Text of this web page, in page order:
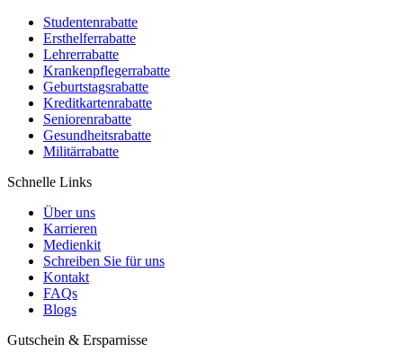
Studentenrabatte
Ersthelferrabatte
Lehrerrabatte
Krankenpflegerrabatte
Geburtstagsrabatte
Kreditkartenrabatte
Seniorenrabatte
Gesundheitsrabatte
Militärrabatte
Schnelle Links
Über uns
Karrieren
Medienkit
Schreiben Sie für uns
Kontakt
FAQs
Blogs
Gutschein & Ersparnisse